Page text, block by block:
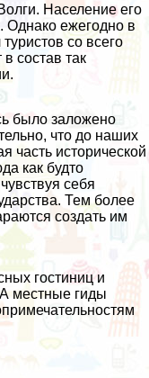
Население его
Однако ежегодно в
со всего
состав так
было заложено
что до наших
часть исторической
как будто
себя
Тем более
создать им
гостиниц и
местные гиды